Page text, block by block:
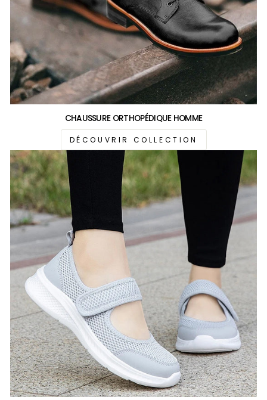
CHAUSSURE ORTHOPÉDIQUE HOMME
DÉCOUVRIR COLLECTION